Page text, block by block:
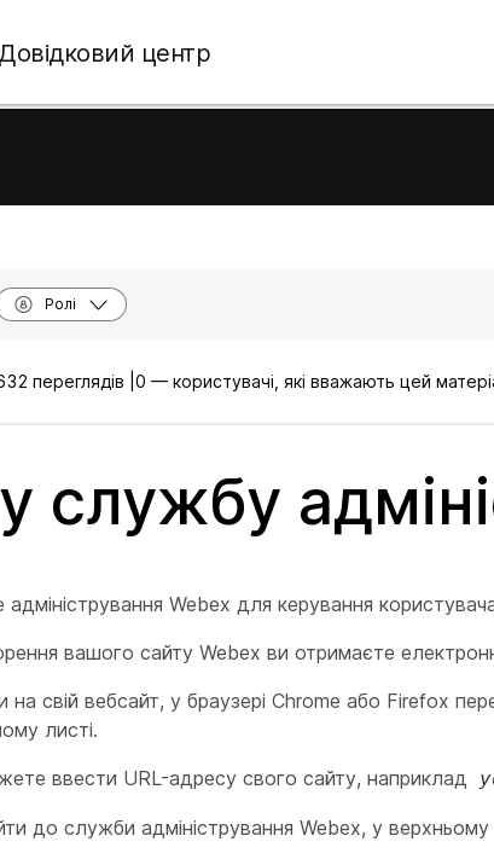
Довідковий центр
Ролі
переглядів | 0 — користувачі, які вважають цей
службу
Webex для керування
вашого сайту Webex ви отримаєте
на свій вебсайт, у браузері Chrome або Firefox
листі.
ввести URL-адресу свого сайту, наприклад
до служби адміністрування Webex, у верхньому